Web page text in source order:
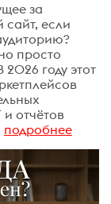
за
сайт, если
просто
2026 году этот
отчётов
подробнее